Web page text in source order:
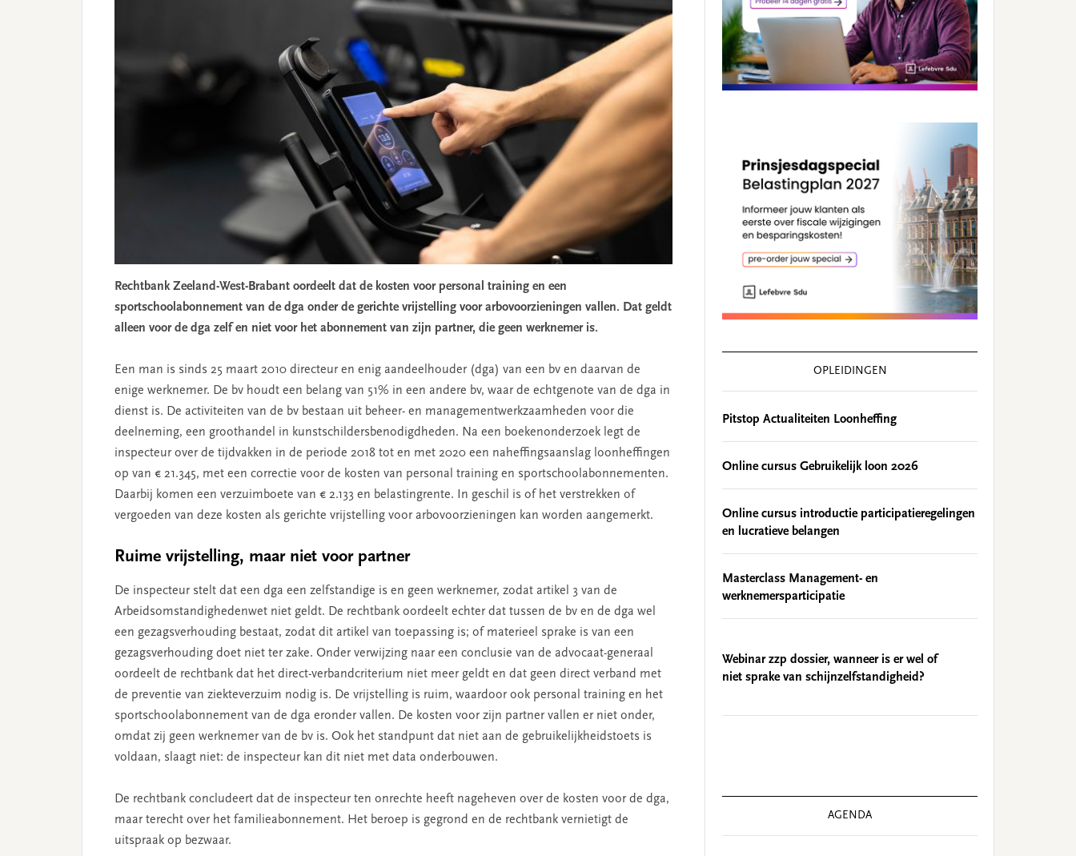
Rechtbank Zeeland-West-Brabant oordeelt dat de kosten voor personal training en een
sportschoolabonnement van de dga onder de gerichte vrijstelling voor arbovoorzieningen vallen. Dat geldt
alleen voor de dga zelf en niet voor het abonnement van zijn partner, die geen werknemer is.
Een man is sinds 25 maart 2010 directeur en enig aandeelhouder (dga) van een bv en daarvan de
enige werknemer. De bv houdt een belang van 51% in een andere bv, waar de echtgenote van de dga in
dienst is. De activiteiten van de bv bestaan uit beheer- en managementwerkzaamheden voor die
deelneming, een groothandel in kunstschildersbenodigdheden. Na een boekenonderzoek legt de
inspecteur over de tijdvakken in de periode 2018 tot en met 2020 een naheffingsaanslag loonheffingen
op van € 21.345, met een correctie voor de kosten van personal training en sportschoolabonnementen.
Daarbij komen een verzuimboete van € 2.133 en belastingrente. In geschil is of het verstrekken of
vergoeden van deze kosten als gerichte vrijstelling voor arbovoorzieningen kan worden aangemerkt.
Ruime vrijstelling, maar niet voor partner
De inspecteur stelt dat een dga een zelfstandige is en geen werknemer, zodat artikel 3 van de
Arbeidsomstandighedenwet niet geldt. De rechtbank oordeelt echter dat tussen de bv en de dga wel
een gezagsverhouding bestaat, zodat dit artikel van toepassing is; of materieel sprake is van een
gezagsverhouding doet niet ter zake. Onder verwijzing naar een conclusie van de advocaat-generaal
oordeelt de rechtbank dat het direct-verbandcriterium niet meer geldt en dat geen direct verband met
de preventie van ziekteverzuim nodig is. De vrijstelling is ruim, waardoor ook personal training en het
sportschoolabonnement van de dga eronder vallen. De kosten voor zijn partner vallen er niet onder,
omdat zij geen werknemer van de bv is. Ook het standpunt dat niet aan de gebruikelijkheidstoets is
voldaan, slaagt niet: de inspecteur kan dit niet met data onderbouwen.
De rechtbank concludeert dat de inspecteur ten onrechte heeft nageheven over de kosten voor de dga,
maar terecht over het familieabonnement. Het beroep is gegrond en de rechtbank vernietigt de
uitspraak op bezwaar.
OPLEIDINGEN
Pitstop Actualiteiten Loonheffing
Online cursus Gebruikelijk loon 2026
Online cursus introductie participatieregelingen
en lucratieve belangen
Masterclass Management- en
werknemersparticipatie
Webinar zzp dossier, wanneer is er wel of
niet sprake van schijnzelfstandigheid?
AGENDA